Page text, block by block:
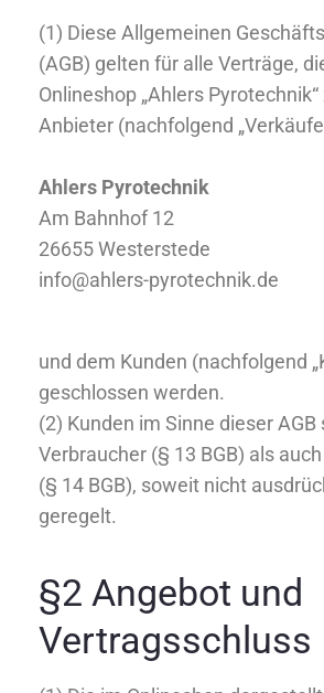
(1) Diese Allgemeinen
(AGB) gelten für alle Verträge,
Onlineshop „Ahlers
Anbieter (nachfolgend
Ahlers Pyrotechnik
Am Bahnhof 12
26655 Westerstede
info@ahlers-pyrotechnik.de
und dem Kunden (nachfolgend
geschlossen werden.
(2) Kunden im Sinne dieser AGB
Verbraucher (§ 13 BGB) als
(§ 14 BGB), soweit nicht
geregelt.
§2 Angebot und
Vertragsschluss